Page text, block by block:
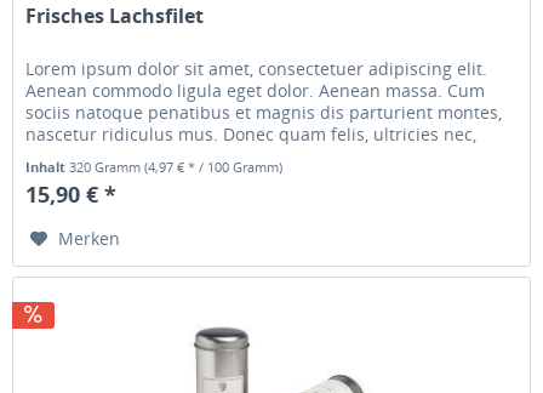
Frisches Lachsfilet
Lorem ipsum dolor sit amet, consectetuer adipiscing elit.
Aenean commodo ligula eget dolor. Aenean massa. Cum
sociis natoque penatibus et magnis dis parturient montes,
nascetur ridiculus mus. Donec quam felis, ultricies nec,
Inhalt320 Gramm(4,97 € * / 100 Gramm)
15,90 € *
Merken